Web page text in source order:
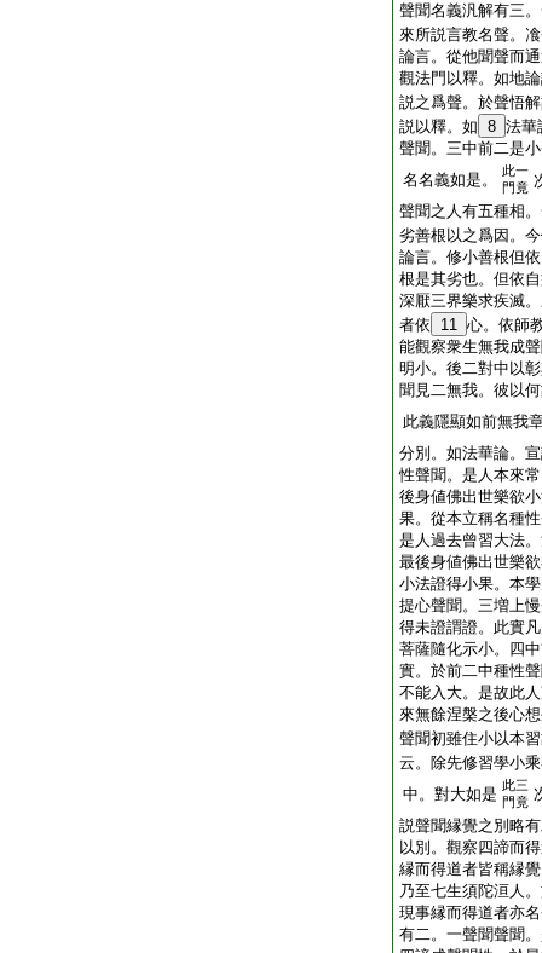
聲聞名義汎解有三
來所説言教名聲。
論言。從他聞聲而
觀法門以釋。如地
説之爲聲。於聲悟
説以釋。如 8 法華
聲聞。三中前二是
名名義如是。
此一
門竟
聲聞之人有五種相
劣善根以之爲因。
論言。修小善根但
根是其劣也。但依
深厭三界樂求疾滅
者依
11 心。依師
能觀察衆生無我成
明小。後二對中以
聞見二無我。彼以
此義隱顯如前無我
分別。如法華論。
性聲聞。是人本來
後身値佛出世樂欲
果。從本立稱名種
是人過去曾習大法
最後身値佛出世樂
小法證得小果。本
提心聲聞。三増上
得未證謂證。此實
菩薩隨化示小。四
實。於前二中種性
不能入大。是故此
來無餘涅槃之後心
聲聞初雖住小以本
云。除先修習學小
中。對大如是 此三
門竟
説聲聞縁覺之別略
以別。觀察四諦而
縁而得道者皆稱縁
乃至七生須陀洹人
現事縁而得道者亦
有二。一聲聞聲聞